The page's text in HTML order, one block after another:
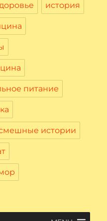
история
питание
истории